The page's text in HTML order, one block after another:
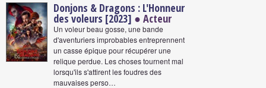
Donjons & Dragons : L'Honneur
des voleurs [2023] ● Acteur
Un voleur beau gosse, une bande
d'aventuriers improbables entreprennent
un casse épique pour récupérer une
relique perdue. Les choses tournent mal
lorsqu'ils s'attirent les foudres des
mauvaises perso…